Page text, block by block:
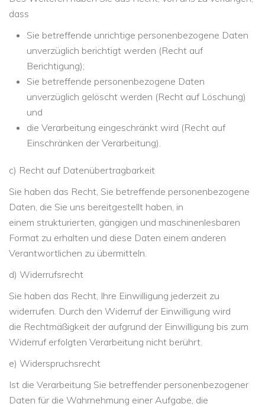
dass
Sie betreffende unrichtige personenbezogene Daten
unverzüglich berichtigt werden (Recht auf
Berichtigung);
Sie betreffende personenbezogene Daten
unverzüglich gelöscht werden (Recht auf Löschung)
und
die Verarbeitung eingeschränkt wird (Recht auf
Einschränken der Verarbeitung).
c) Recht auf Datenübertragbarkeit
Sie haben das Recht, Sie betreffende personenbezogene
Daten, die Sie uns bereitgestellt haben, in
einem strukturierten, gängigen und maschinenlesbaren
Format zu erhalten und diese Daten einem anderen
Verantwortlichen zu übermitteln.
d) Widerrufsrecht
Sie haben das Recht, Ihre Einwilligung jederzeit zu
widerrufen. Durch den Widerruf der Einwilligung wird
die Rechtmäßigkeit der aufgrund der Einwilligung bis zum
Widerruf erfolgten Verarbeitung nicht berührt.
e) Widerspruchsrecht
Ist die Verarbeitung Sie betreffender personenbezogener
Daten für die Wahrnehmung einer Aufgabe, die